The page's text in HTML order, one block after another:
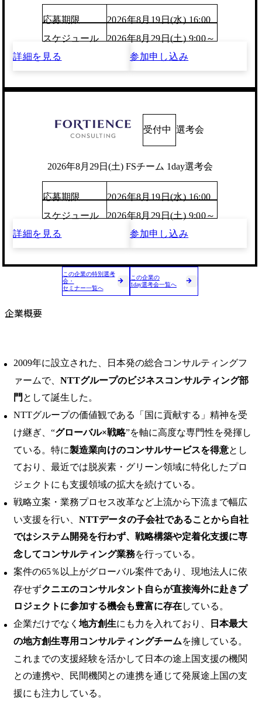
応募期限
2026年8月19日(水) 16:00
スケジュール
2026年8月29日(土) 9:00～
詳細を見る
参加申し込み
受付中 選考会
2026年8月29日(土) FSチーム 1day選考会
応募期限
2026年8月19日(水) 16:00
スケジュール
2026年8月29日(土) 9:00～
詳細を見る
参加申し込み
この企業の特別選考
会・
セミナー一覧へ
この企業の
1day選考会一覧へ
企業概要
2009年に設立された、日本発の総合コンサルティングフ
ァームで、 NTTグループのビジネスコンサルティング部
門 として誕生した。
NTTグループの価値観である「国に貢献する」精神を受
け継ぎ、“グローバル×戦略”を軸に高度な専門性を発揮し
ている。特に製造業向けのコンサルサービスを得意とし
ており、最近では脱炭素・グリーン領域に特化したプロ
ジェクトにも支援領域の拡大を続けている。
戦略立案・業務プロセス改革など上流から下流まで幅広
い支援を行い、 NTTデータの子会社であることから自社
ではシステム開発を行わず、戦略構築や定着化支援に専
念してコンサルティング業務を行っている。
案件の65％以上がグローバル案件であり、現地法人に依
存せずクニエのコンサルタント自らが直接海外に赴きプ
ロジェクトに参加する機会も豊富に存在している。
企業だけでなく 地方創生にも力を入れており、
日本最大
の地方創生専用コンサルティングチームを擁している。
これまでの支援経験を活かして日本の途上国支援の機関
との連携や、民間機関との連携を通じて発展途上国の支
援にも注力している。